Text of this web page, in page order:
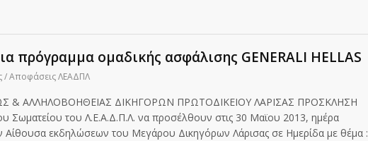
πρόγραμμα ομαδικής ασφάλισης GENERALI HELLAS
/ Αποφάσεις ΛΕΑΔΠΛ
& ΑΛΛΗΛΟΒΟΗΘΕΙΑΣ ΔΙΚΗΓΟΡΩΝ ΠΡΩΤΟΔΙΚΕΙΟΥ ΛΑΡΙΣΑΣ ΠΡΟΣΚΛΗΣΗ
Σωματείου του Λ.Ε.Α.Δ.Π.Λ. να προσέλθουν στις 30 Mαϊου 2013, ημέρα
Αίθουσα εκδηλώσεων του Μεγάρου Δικηγόρων Λάρισας σε Ημερίδα με θέμα :